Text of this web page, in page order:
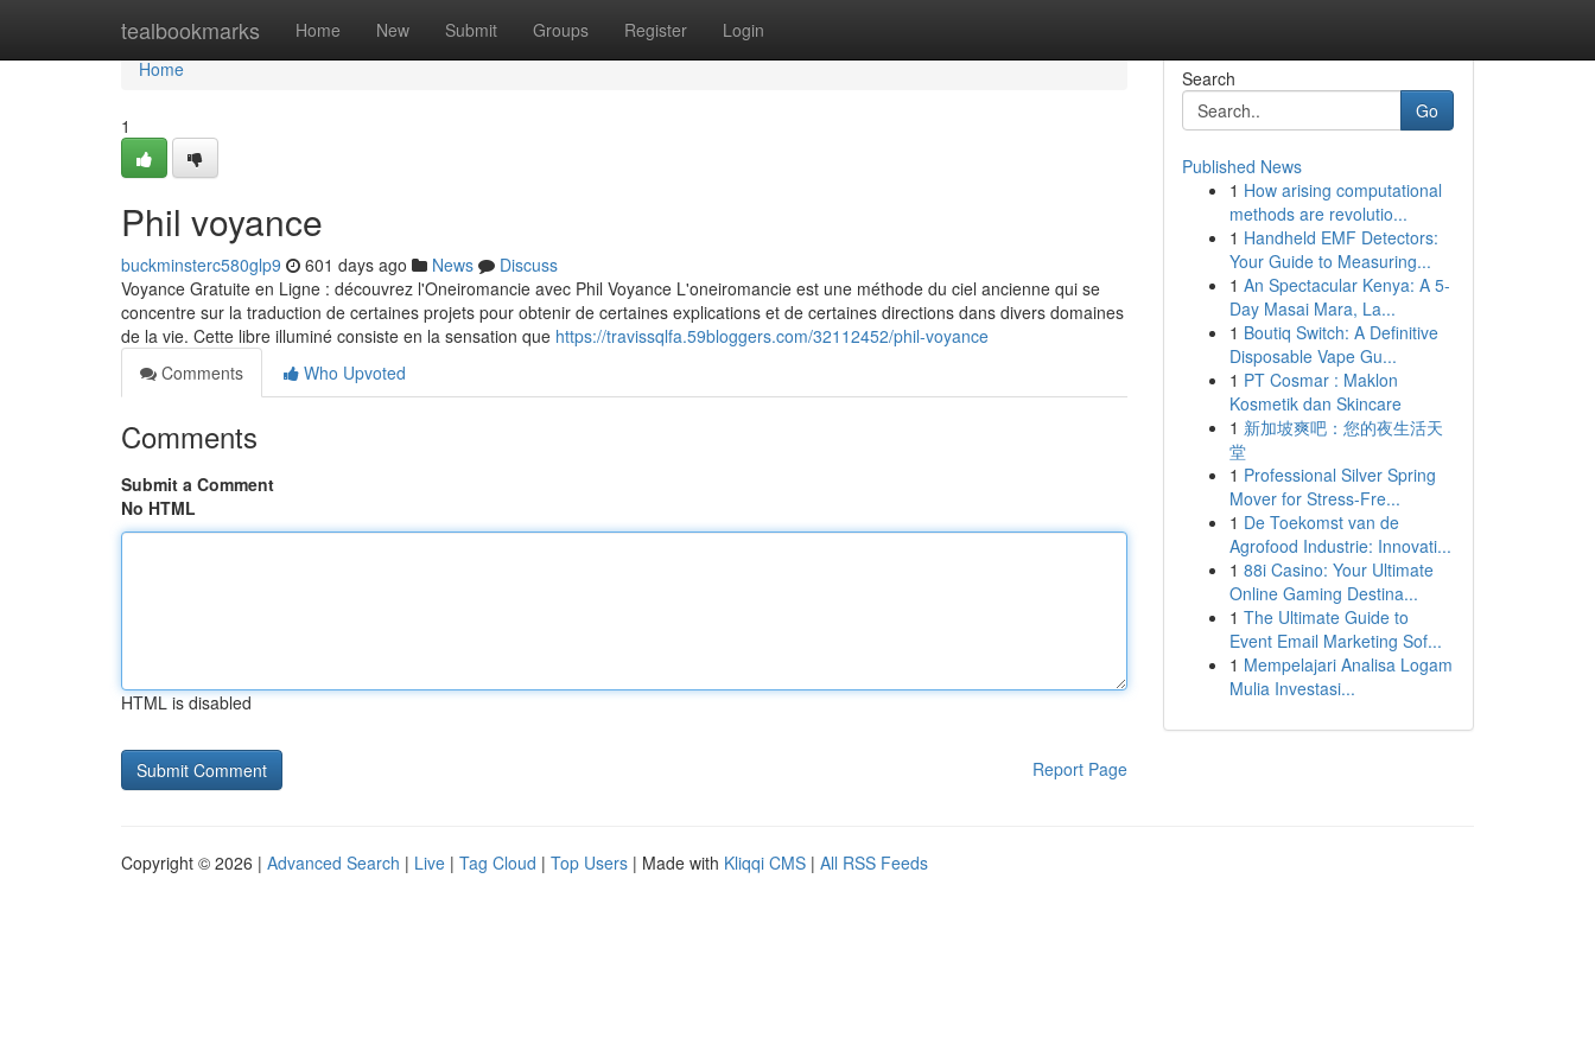
tealbookmarks Home New Submit Groups Register Login
Home
Home
1
Phil voyance
buckminsterc580glp9 601 days ago News
Discuss
Voyance Gratuite en Ligne : découvrez l'Oneiromancie avec Phil Voyance L'oneiromancie est une méthode du ciel ancienne qui se
concentre sur la traduction de certaines projets pour obtenir de certaines explications et de certaines directions dans divers domaines
de la vie. Cette libre illuminé consiste en la sensation que https://travissqlfa.59bloggers.com/32112452/phil-voyance
Comments
Who Upvoted
Comments
Submit a Comment
No HTML
HTML is disabled
Report Page
Search
Go
Published News
1 How arising computational
methods are revolutio...
1 Handheld EMF Detectors:
Your Guide to Measuring...
1 An Spectacular Kenya: A 5-
Day Masai Mara, La...
1 Boutiq Switch: A Definitive
Disposable Vape Gu...
1 PT Cosmar : Maklon
Kosmetik dan Skincare
1 新加坡爽吧：您的夜生活天
堂
1 Professional Silver Spring
Mover for Stress-Fre...
1 De Toekomst van de
Agrofood Industrie: Innovati...
1 88i Casino: Your Ultimate
Online Gaming Destina...
1 The Ultimate Guide to
Event Email Marketing Sof...
1 Mempelajari Analisa Logam
Mulia Investasi...
Copyright © 2026 | Advanced Search | Live | Tag Cloud | Top Users | Made with Kliqqi CMS | All RSS Feeds